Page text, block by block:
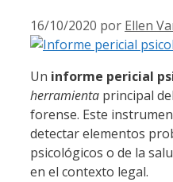
16/10/2020 por Ellen
Un informe pericial
herramienta principal
forense. Este
detectar elementos
psicológicos o de la
en el contexto legal.